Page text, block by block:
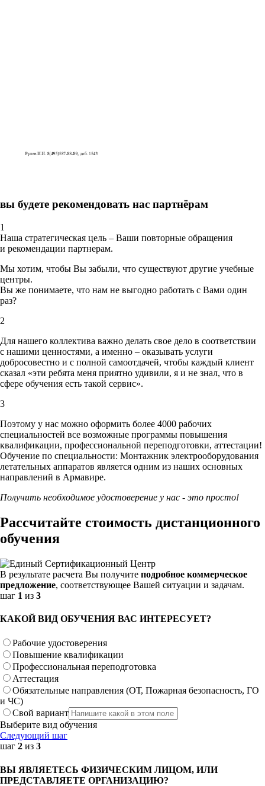
вы будете рекомендовать нас партнёрам
1
Наша стратегическая цель – Ваши повторные обращения
и рекомендации партнерам.
Мы хотим, чтобы Вы забыли, что существуют другие учебные
центры.
Вы же понимаете, что нам не выгодно работать с Вами один
раз?
2
Для нашего коллектива важно делать свое дело в соответствии
с нашими ценностями, а именно – оказывать услуги
добросовестно и с полной самоотдачей, чтобы каждый клиент
сказал «эти ребята меня приятно удивили, я и не знал, что в
сфере обучения есть такой сервис».
3
Поэтому у нас можно оформить более 4000 рабочих
специальностей все возможные программы повышения
квалификации, профессиональной переподготовки, аттестации!
Обучение по специальности: Монтажник электрооборудования
летательных аппаратов является одним из наших основных
направлений в Армавире.
Получить необходимое удостоверение у нас - это просто!
Рассчитайте стоимость дистанционного
обучения
В результате расчета Вы получите подробное коммерческое
предложение, соответствующее Вашей ситуации и задачам.
шаг 1 из 3
КАКОЙ ВИД ОБУЧЕНИЯ ВАС ИНТЕРЕСУЕТ?
Рабочие удостоверения
Повышение квалификации
Профессиональная переподготовка
Аттестация
Обязательные направления (ОТ, Пожарная безопасность, ГО
и ЧС)
Свой вариант
Выберите вид обучения
Следующий шаг
шаг 2 из 3
ВЫ ЯВЛЯЕТЕСЬ ФИЗИЧЕСКИМ ЛИЦОМ, ИЛИ
ПРЕДСТАВЛЯЕТЕ ОРГАНИЗАЦИЮ?